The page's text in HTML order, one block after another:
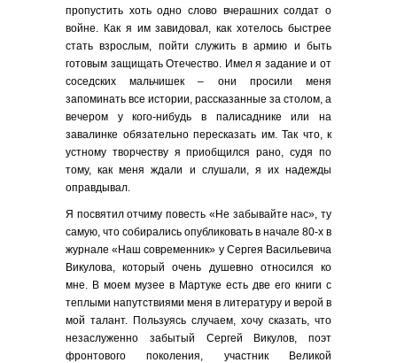
пропустить хоть одно слово вчерашних солдат о
войне. Как я им завидовал, как хотелось быстрее
стать взрослым, пойти служить в армию и быть
готовым защищать Отечество. Имел я задание и от
соседских мальчишек – они просили меня
запоминать все истории, рассказанные за столом, а
вечером у кого-нибудь в палисаднике или на
завалинке обязательно пересказать им. Так что, к
устному творчеству я приобщился рано, судя по
тому, как меня ждали и слушали, я их надежды
оправдывал.
Я посвятил отчиму повесть «Не забывайте нас», ту
самую, что собирались опубликовать в начале 80-х в
журнале «Наш современник» у Сергея Васильевича
Викулова, который очень душевно относился ко
мне. В моем музее в Мартуке есть две его книги с
теплыми напутствиями меня в литературу и верой в
мой талант. Пользуясь случаем, хочу сказать, что
незаслуженно забытый Сергей Викулов, поэт
фронтового поколения, участник Великой